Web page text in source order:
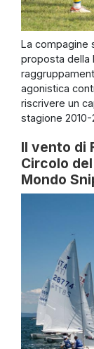
La compagine
proposta della
agonistica
riscrivere un
stagione 2010-
Il vento di
Circolo
Mondo